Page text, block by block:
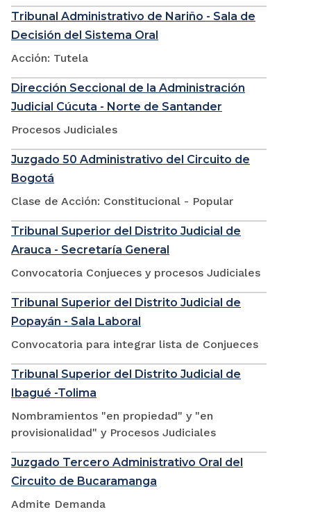
Tribunal Administrativo de Nariño - Sala de
Decisión del Sistema Oral
Acción: Tutela
Dirección Seccional de la Administración
Judicial Cúcuta - Norte de Santander
Procesos Judiciales
Juzgado 50 Administrativo del Circuito de
Bogotá
Clase de Acción: Constitucional - Popular
Tribunal Superior del Distrito Judicial de
Arauca - Secretaría General
Convocatoria Conjueces y procesos Judiciales
Tribunal Superior del Distrito Judicial de
Popayán - Sala Laboral
Convocatoria para integrar lista de Conjueces
Tribunal Superior del Distrito Judicial de
Ibagué -Tolima
Nombramientos "en propiedad" y "en
provisionalidad" y Procesos Judiciales
Juzgado Tercero Administrativo Oral del
Circuito de Bucaramanga
Admite Demanda